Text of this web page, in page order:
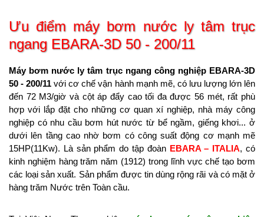
Ưu điểm máy bơm nước ly tâm trục
ngang EBARA-3D 50 - 200/11
Máy bơm nước ly tâm trục ngang công nghiệp EBARA-3D
50 - 200/11 với cơ chế vận hành mạnh mẽ, có lưu lượng lớn lên
đến 72 M3/giờ và cột áp đẩy cao tối đa được 56 mét, rất phù
hợp với lắp đặt cho những cơ quan xí nghiệp, nhà máy công
nghiệp có nhu cầu bơm hút nước từ bể ngầm, giếng khơi... ở
dưới lên tầng cao nhờ bơm có công suất động cơ mạnh mẽ
15HP(11Kw). Là sản phẩm do tập đoàn EBARA – ITALIA, có
kinh nghiệm hàng trăm năm (1912) trong lĩnh vực chế tạo bơm
các loại sản xuất. Sản phẩm được tin dùng rộng rãi và có mặt ở
hàng trăm Nước trên Toàn cầu.